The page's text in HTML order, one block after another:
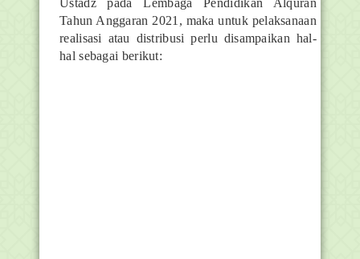
Ustadz pada Lembaga Pendidikan Alquran
Tahun Anggaran 2021, maka untuk pelaksanaan
realisasi atau distribusi perlu disampaikan hal-
hal sebagai berikut: